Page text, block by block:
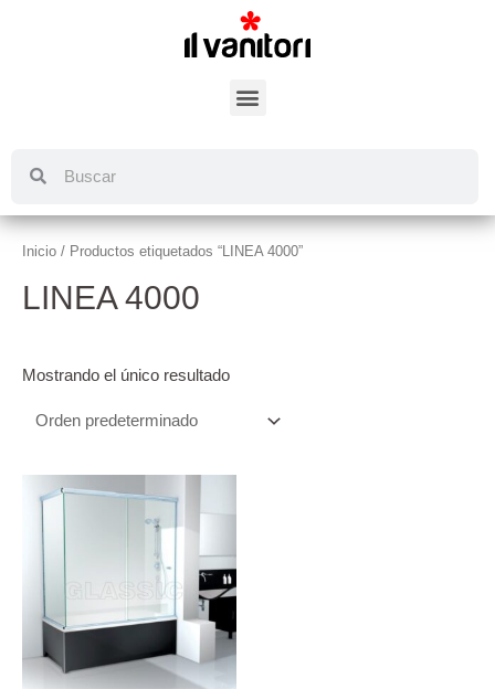
Inicio / Productos etiquetados “LINEA 4000”
LINEA 4000
Mostrando el único resultado